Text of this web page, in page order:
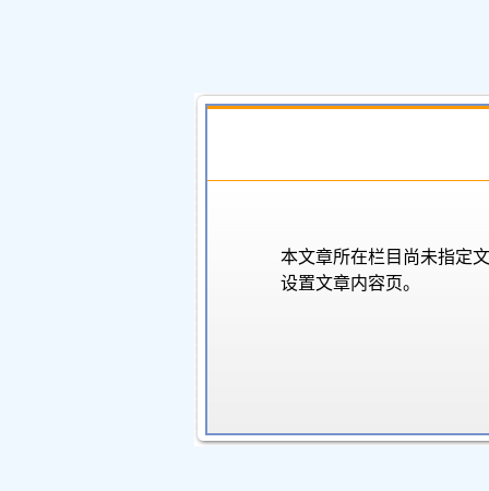
本文章所在栏目尚未指定
设置文章内容页。